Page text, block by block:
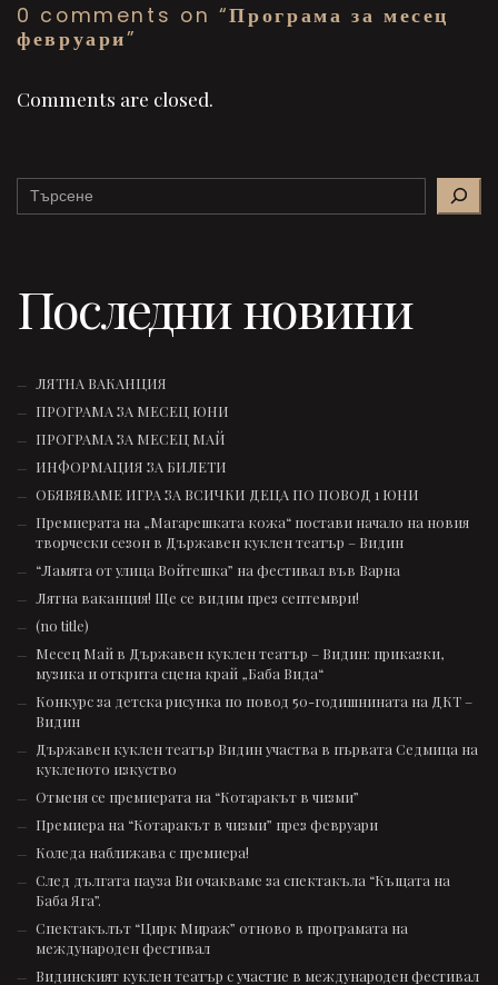
0 comments on “Програма за месец
февруари”
Comments are closed.
Search
Последни новини
ЛЯТНА ВАКАНЦИЯ
ПРОГРАМА ЗА МЕСЕЦ ЮНИ
ПРОГРАМА ЗА МЕСЕЦ МАЙ
ИНФОРМАЦИЯ ЗА БИЛЕТИ
ОБЯВЯВАМЕ ИГРА ЗА ВСИЧКИ ДЕЦА ПО ПОВОД 1 ЮНИ
Премиерата на „Магарешката кожа“ постави начало на новия
творчески сезон в Държавен куклен театър – Видин
“Ламята от улица Войтешка” на фестивал във Варна
Лятна ваканция! Ще се видим през септември!
(no title)
Месец Май в Държавен куклен театър – Видин: приказки,
музика и открита сцена край „Баба Вида“
Конкурс за детска рисунка по повод 50-годишнината на ДКТ –
Видин
Държавен куклен театър Видин участва в първата Седмица на
кукленото изкуство
Отменя се премиерата на “Котаракът в чизми”
Премиера на “Котаракът в чизми” през февруари
Коледа наближава с премиера!
След дългата пауза Ви очакваме за спектакъла “Къщата на
Баба Яга”.
Спектакълът “Цирк Мираж” отново в програмата на
международен фестивал
Видинският куклен театър с участие в международен фестивал